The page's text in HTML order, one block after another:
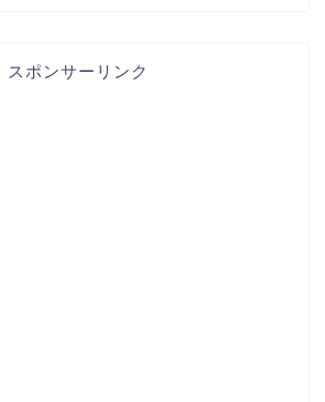
スポンサーリンク